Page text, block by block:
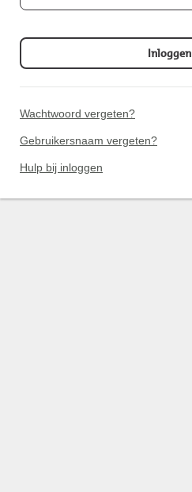
Inloggen
Wachtwoord vergeten?
Gebruikersnaam vergeten?
Hulp bij inloggen